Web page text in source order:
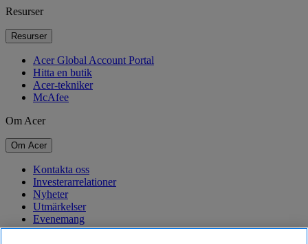
Resurser
Resurser
Acer Global Account Portal
Hitta en butik
Acer-tekniker
McAfee
Om Acer
Om Acer
Kontakta oss
Investerarrelationer
Nyheter
Utmärkelser
Evenemang